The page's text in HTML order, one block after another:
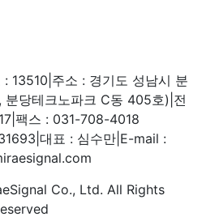
: 13510 주소 : 경기도 성남시 분
당테크노파크 C동 405호) 전
팩스 : 031-708-4018
대표 : 심수만 E-mail :
Co., Ltd. All Rights